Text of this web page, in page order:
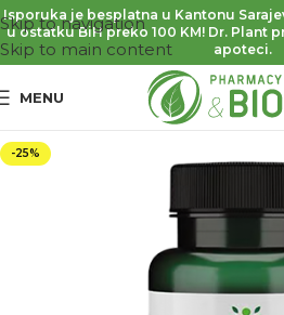
Skip to navigation
Skip to main content
Isporuka je besplatna u Kantonu
u ostatku BiH preko 100 KM! Dr. Plant
apoteci.
MENU
-25%